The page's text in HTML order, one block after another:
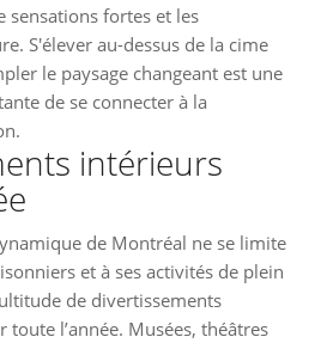
sensations fortes et les
S'élever au-dessus de la cime
le paysage changeant est une
de se connecter à la
intérieurs
de Montréal ne se limite
et à ses activités de plein
de divertissements
toute l’année. Musées, théâtres